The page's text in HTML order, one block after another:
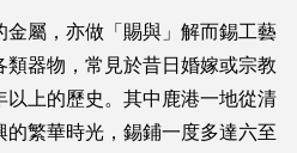
屬，亦做「賜與」解而錫工藝
器物，常見於昔日婚嫁或宗教
上的歷史。其中鹿港一地從清
繁華時光，錫鋪一度多達六至